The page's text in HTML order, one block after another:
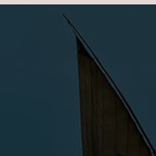
Skip to main content